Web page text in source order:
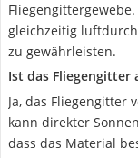
gleichzeitig
zu gewährleisten.
Ist das Fliegengitter
Ja, das Fliegengitter
kann direkter
dass das Material